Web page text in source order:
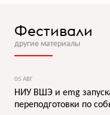
Фестивали
другие материалы
05 АВГ
НИУ ВШЭ и emg
переподготовки по